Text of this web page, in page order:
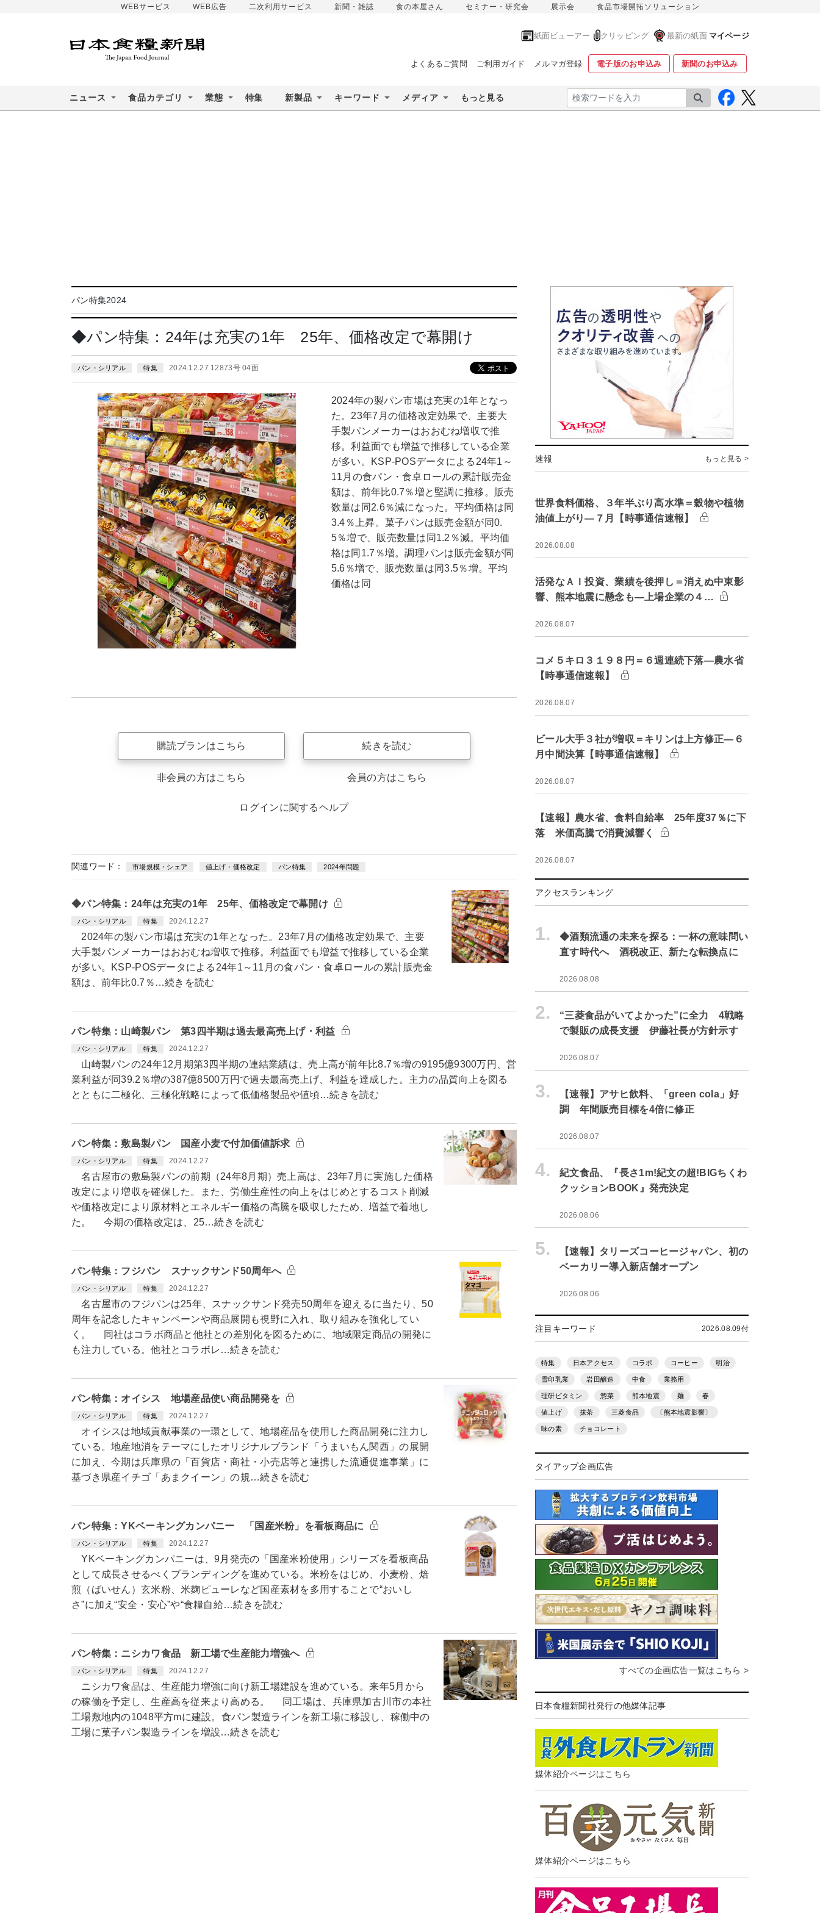
WEBサービス WEB広告 二次利用サービス 新聞・雑誌 食の本屋さん セミナー・研究会 展示会 食品市場開拓ソリューション
紙面ビューアー クリッピング 最新の紙面 マイページ
よくあるご質問 ご利用ガイド メルマガ登録 電子版のお申込み 新聞のお申込み
ニュース 食品カテゴリ 業態 特集 新製品 キーワード メディア もっと見る 検索
パン特集2024
◆パン特集：24年は充実の1年 25年、価格改定で幕開け
パン・シリアル 特集 2024.12.27 12873号 04面
2024年の製パン市場は充実の1年となっ
た。23年7月の価格改定効果で、主要大
手製パンメーカーはおおむね増収で推
移。利益面でも増益で推移している企業
が多い。KSP-POSデータによる24年1～
11月の食パン・食卓ロールの累計販売金
額は、前年比0.7％増と堅調に推移。販売
数量は同2.6％減になった。平均価格は同
3.4％上昇。菓子パンは販売金額が同0.
5％増で、販売数量は同1.2％減。平均価
格は同1.7％増。調理パンは販売金額が同
5.6％増で、販売数量は同3.5％増。平均
価格は同
購読プランはこちら
非会員の方はこちら
続きを読む
会員の方はこちら
ログインに関するヘルプ
関連ワード： 市場規模・シェア 値上げ・価格改定 パン特集 2024年問題
◆パン特集：24年は充実の1年 25年、価格改定で幕開け
パン・シリアル 特集 2024.12.27
2024年の製パン市場は充実の1年となった。23年7月の価格改定効果で、主要
大手製パンメーカーはおおむね増収で推移。利益面でも増益で推移している企業
が多い。KSP-POSデータによる24年1～11月の食パン・食卓ロールの累計販売金
額は、前年比0.7％…続きを読む
パン特集：山崎製パン 第3四半期は過去最高売上げ・利益
パン・シリアル 特集 2024.12.27
山崎製パンの24年12月期第3四半期の連結業績は、売上高が前年比8.7％増の9195億9300万円、営
業利益が同39.2％増の387億8500万円で過去最高売上げ、利益を達成した。主力の品質向上を図る
とともに二極化、三極化戦略によって低価格製品や値頃…続きを読む
パン特集：敷島製パン 国産小麦で付加価値訴求
パン・シリアル 特集 2024.12.27
名古屋市の敷島製パンの前期（24年8月期）売上高は、23年7月に実施した価格
改定により増収を確保した。また、労働生産性の向上をはじめとするコスト削減
や価格改定により原材料とエネルギー価格の高騰を吸収したため、増益で着地し
た。 今期の価格改定は、25…続きを読む
パン特集：フジパン スナックサンド50周年へ
パン・シリアル 特集 2024.12.27
名古屋市のフジパンは25年、スナックサンド発売50周年を迎えるに当たり、50
周年を記念したキャンペーンや商品展開も視野に入れ、取り組みを強化してい
く。 同社はコラボ商品と他社との差別化を図るために、地域限定商品の開発に
も注力している。他社とコラボレ…続きを読む
パン特集：オイシス 地場産品使い商品開発を
パン・シリアル 特集 2024.12.27
オイシスは地域貢献事業の一環として、地場産品を使用した商品開発に注力し
ている。地産地消をテーマにしたオリジナルブランド「うまいもん関西」の展開
に加え、今期は兵庫県の「百貨店・商社・小売店等と連携した流通促進事業」に
基づき県産イチゴ「あまクイーン」の規…続きを読む
パン特集：YKベーキングカンパニー 「国産米粉」を看板商品に
パン・シリアル 特集 2024.12.27
YKベーキングカンパニーは、9月発売の「国産米粉使用」シリーズを看板商品
として成長させるべくブランディングを進めている。米粉をはじめ、小麦粉、焙
煎（ばいせん）玄米粉、米麹ピューレなど国産素材を多用することで“おいし
さ”に加え“安全・安心”や“食糧自給…続きを読む
パン特集：ニシカワ食品 新工場で生産能力増強へ
パン・シリアル 特集 2024.12.27
ニシカワ食品は、生産能力増強に向け新工場建設を進めている。来年5月から
の稼働を予定し、生産高を従来より高める。 同工場は、兵庫県加古川市の本社
工場敷地内の1048平方mに建設。食パン製造ラインを新工場に移設し、稼働中の
工場に菓子パン製造ラインを増設…続きを読む
速報 もっと見る >
世界食料価格、３年半ぶり高水準＝穀物や植物
油値上がり―７月【時事通信速報】
2026.08.08
活発なＡＩ投資、業績を後押し＝消えぬ中東影
響、熊本地震に懸念も―上場企業の４…
2026.08.07
コメ５キロ３１９８円＝６週連続下落―農水省
【時事通信速報】
2026.08.07
ビール大手３社が増収＝キリンは上方修正―６
月中間決算【時事通信速報】
2026.08.07
【速報】農水省、食料自給率 25年度37％に下
落 米価高騰で消費減響く
2026.08.07
アクセスランキング
1.
◆酒類流通の未来を探る：一杯の意味問い
直す時代へ 酒税改正、新たな転換点に
2026.08.08
2.
“三菱食品がいてよかった”に全力 4戦略
で製販の成長支援 伊藤社長が方針示す
2026.08.07
3.
【速報】アサヒ飲料、「green cola」好
調 年間販売目標を4倍に修正
2026.08.07
4.
紀文食品、『長さ1m!紀文の超!BIGちくわ
クッションBOOK』発売決定
2026.08.06
5.
【速報】タリーズコーヒージャパン、初の
ベーカリー導入新店舗オープン
2026.08.06
注目キーワード 2026.08.09付
特集 日本アクセス コラボ コーヒー 明治
雪印乳業 岩田醸造 中食 業務用
理研ビタミン 惣菜 熊本地震 麺 春
値上げ 抹茶 三菱食品 〔熊本地震影響〕
味の素 チョコレート
タイアップ企画広告
すべての企画広告一覧はこちら >
日本食糧新聞社発行の他媒体記事
媒体紹介ページはこちら
媒体紹介ページはこちら